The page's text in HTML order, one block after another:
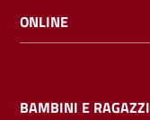
i
ONLINE
BAMBINI E RAGAZZI